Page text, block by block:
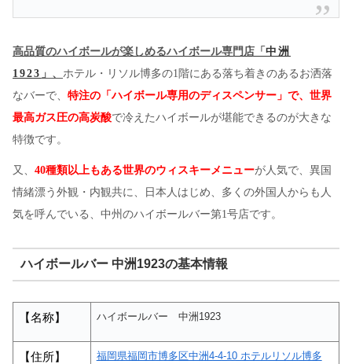
高品質のハイボールが楽しめるハイボール専門店「 中洲
1923 」、 ホテル・リソル博多の1階にある落ち着きのあるお洒落
なバーで、 特注の「ハイボール専用のディスペンサー」で、世界
最高ガス圧の高炭酸で冷えたハイボールが堪能できるのが大きな
特徴です。
又、 40種類以上もある世界のウィスキーメニューが人気で、異国
情緒漂う外観・内観共に、日本人はじめ、多くの外国人からも人
気を呼んでいる、中州のハイボールバー第1号店です。
ハイボールバー 中洲1923の基本情報
【名称】 ハイボールバー 中洲1923
【住所】
福岡県福岡市博多区中洲4-4-10 ホテルリソル博多